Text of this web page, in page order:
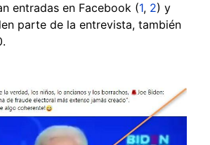
entradas en Facebook (1, 2) y
parte de la entrevista, también